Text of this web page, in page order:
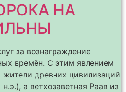
НА
за вознаграждение
времён. С этим явлением
древних цивилизаций
а ветхозаветная Раав из